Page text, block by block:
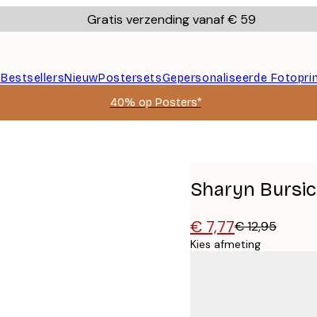
Gratis verzending vanaf € 59
BestsellersNieuwPostersetsGepersonaliseerde
40% op Posters*
Sharyn
€ 7,77€ 12,95
Kies afmeting